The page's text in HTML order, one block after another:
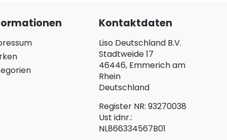
Kontaktdaten
Liso Deutschland B.V.
Stadtweide 17
46446, Emmerich am
Rhein
Deutschland
Register NR: 93270038
Ust idnr.:
NL866334567B01